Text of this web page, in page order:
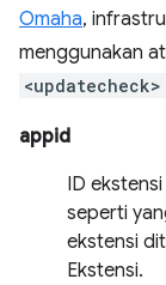
Omaha,
menggunakan
<updatecheck>
appid
ID
seperti
ekstensi
Ekstensi.